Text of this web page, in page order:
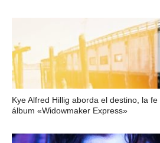
Kye Alfred Hillig aborda el destino, la
álbum «Widowmaker Express»